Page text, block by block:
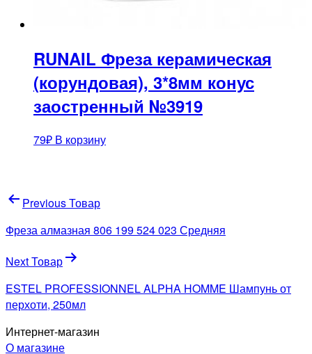
RUNAIL Фреза керамическая
(корундовая), 3*8мм конус
заостренный №3919
79₽ В корзину
Навигация
по
записям
Previous Товар
Фреза алмазная 806 199 524 023 Средняя
Next Товар
ESTEL PROFESSIONNEL ALPHA HOMME Шампунь от
перхоти, 250мл
Интернет-магазин
О магазине